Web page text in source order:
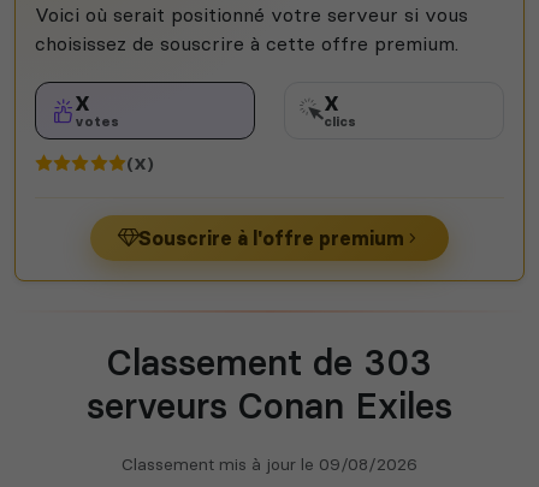
Voici où serait positionné votre serveur si vous
choisissez de souscrire à cette offre premium.
X
votes
X
clics
(X)
Souscrire à l'offre premium
Classement de 303
serveurs Conan Exiles
Classement mis à jour le 09/08/2026